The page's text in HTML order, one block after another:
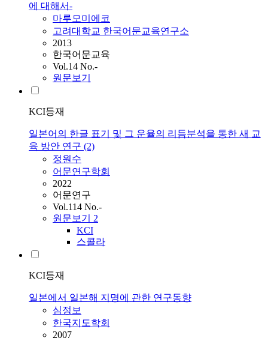
에 대해서-
마루모미에코
고려대학교 한국어문교육연구소
2013
한국어문교육
Vol.14 No.-
원문보기
KCI등재
일본어의 한글 표기 및 그 운율의 리듬분석을 통한 새 교
육 방안 연구 (2)
정원수
어문연구학회
2022
어문연구
Vol.114 No.-
원문보기 2
KCI
스콜라
KCI등재
일본에서 일본해 지명에 관한 연구동향
심정보
한국지도학회
2007